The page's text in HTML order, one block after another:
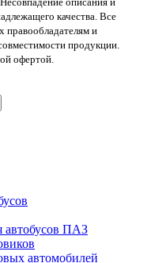
качества. Все
правообладателям и
продукции.
офертой.
автобусов ПАЗ
автомобилей